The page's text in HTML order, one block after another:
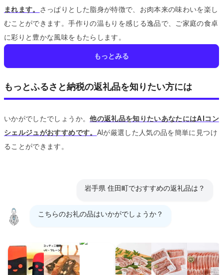
まれます。
さっぱりとした脂身が特徴で、お肉本来の味わいを楽し
むことができます。手作りの温もりを感じる逸品で、ご家庭の食卓
に彩りと豊かな風味をもたらします。
もっとみる
もっとふるさと納税の返礼品を知りたい方には
いかがでしたでしょうか。他の返礼品を知りたいあなたにはAIコン
シェルジュがおすすめです。 AIが厳選した人気の品を簡単に見つけ
ることができます。
岩手県 住田町でおすすめの返礼品は？
こちらのお礼の品はいかがでしょうか？